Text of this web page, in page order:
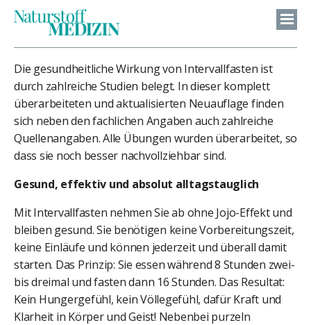
Die gesundheitliche Wirkung von Intervallfasten ist
durch zahlreiche Studien belegt. In dieser komplett
überarbeiteten und aktualisierten Neuauflage finden
sich neben den fachlichen Angaben auch zahlreiche
Quellenangaben. Alle Übungen wurden überarbeitet, so
dass sie noch besser nachvollziehbar sind.
Gesund, effektiv und absolut alltagstauglich
Mit Intervallfasten nehmen Sie ab ohne Jojo-Effekt und
bleiben gesund. Sie benötigen keine Vorbereitungszeit,
keine Einläufe und können jederzeit und überall damit
starten. Das Prinzip: Sie essen während 8 Stunden zwei-
bis dreimal und fasten dann 16 Stunden. Das Resultat:
Kein Hungergefühl, kein Völlegefühl, dafür Kraft und
Klarheit in Körper und Geist! Nebenbei purzeln